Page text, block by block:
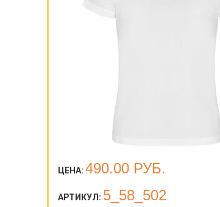
ЦЕНА: 490.00 РУБ.
АРТИКУЛ: 5_58_502